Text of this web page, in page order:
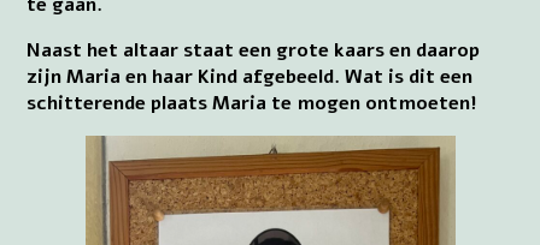
Naast het altaar staat een grote kaars en daarop
zijn Maria en haar Kind afgebeeld. Wat is dit een
schitterende plaats Maria te mogen ontmoeten!